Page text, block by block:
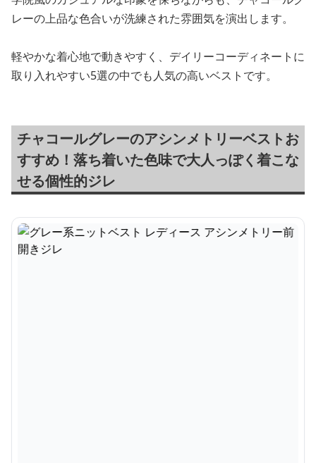
レーの上品な色合いが洗練された雰囲気を演出します。
軽やかな着心地で動きやすく、デイリーコーディネートに
取り入れやすい5選の中でも人気の高いベストです。
チャコールグレーのアシンメトリーベストお
すすめ！落ち着いた色味で大人っぽく着こな
せる個性的ジレ